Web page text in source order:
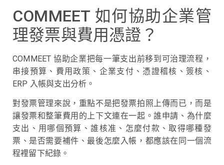
COMMEET 如何協助企業管
理發票與費用憑證？
COMMEET 協助企業把每一筆支出前移到可治理流程，
串接預算、費用政策、企業支付、憑證稽核、簽核、
ERP 入帳與支出分析。
對發票管理來說，重點不是把發票拍照上傳而已，而是
讓發票和整筆費用的上下文連在一起。誰申請、為什麼
支出、用哪個預算、誰核准、怎麼付款、取得哪種發
票、是否需要補件、最後怎麼入帳，都應該在同一個流
程裡留下紀錄。